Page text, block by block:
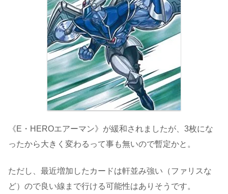
《E・HEROエアーマン》が緩和されましたが、3枚にな
ったから大きく変わるって事も無いので暫定かと。
ただし、最近増加したカードは軒並み強い（ファリスな
ど）ので良い線まで行ける可能性はありそうです。